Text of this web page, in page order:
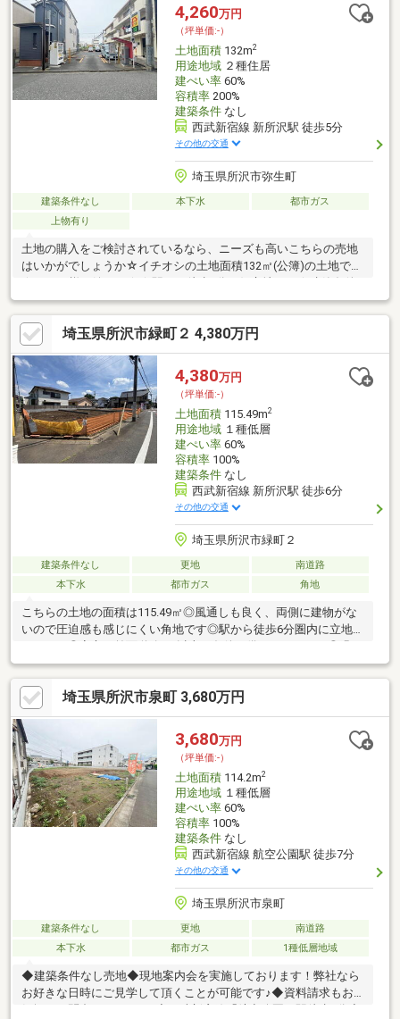
4,260万円
（坪単価:-）
土地面積132m2
用途地域２種住居
建ぺい率60%
容積率200%
建築条件なし
西武新宿線 新所沢駅 徒歩5分
その他の交通
埼玉県所沢市弥生町
建築条件なし 本下水
都市ガス
上物有り
土地の購入をご検討されているなら、ニーズも高いこちらの売地
はいかがでしょうか☆イチオシの土地面積132㎡(公簿)の土地です
なしなので、建築についてじっくり考えられるというメリットが
あります☆第二種住居地域は住宅と商業施設や工場が混在する中
でも良好な住環境の保護を目的とした地域です(*^^*)
埼玉県所沢市緑町２ 4,380万円
4,380万円
（坪単価:-）
土地面積115.49m2
用途地域１種低層
建ぺい率60%
容積率100%
建築条件なし
西武新宿線 新所沢駅 徒歩6分
その他の交通
埼玉県所沢市緑町２
建築条件なし 更地
南道路
本下水
都市ガス 角地
こちらの土地の面積は115.49㎡◎風通しも良く、両側に建物がな
いので圧迫感も感じにくい角地です◎駅から徒歩6分圏内に立地し
豊かでストレスを感じにくい第一種低層住居専用地域はいかがで
しょうか◎売地をお探しの方に是非見て頂きたいイチオシの土地
です◎好条件かつニーズも高い土地はこちらです(^^)
埼玉県所沢市泉町 3,680万円
3,680万円
（坪単価:-）
土地面積114.2m2
用途地域１種低層
建ぺい率60%
容積率100%
建築条件なし
西武新宿線 航空公園駅 徒歩7分
その他の交通
埼玉県所沢市泉町
建築条件なし 更地
南道路
本下水
都市ガス 1種低層地域
◆建築条件なし売地◆現地案内会を実施しております！弊社なら
お好きな日時にご見学して頂くことが可能です♪◆資料請求もお